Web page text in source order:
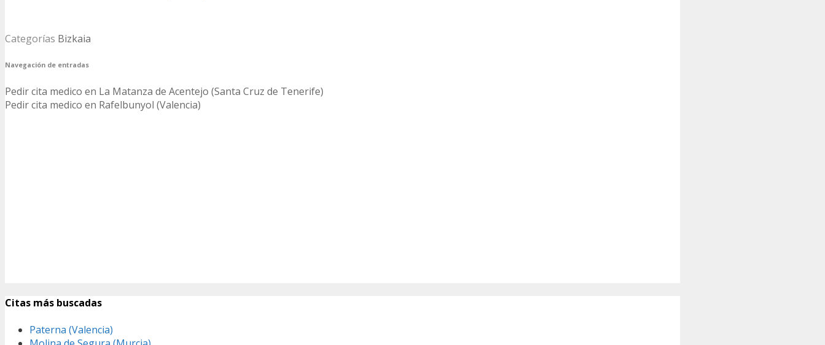
Categorías Bizkaia
Navegación de entradas
Pedir cita medico en La Matanza de Acentejo (Santa Cruz de Tenerife)
Pedir cita medico en Rafelbunyol (Valencia)
Citas más buscadas
Paterna (Valencia)